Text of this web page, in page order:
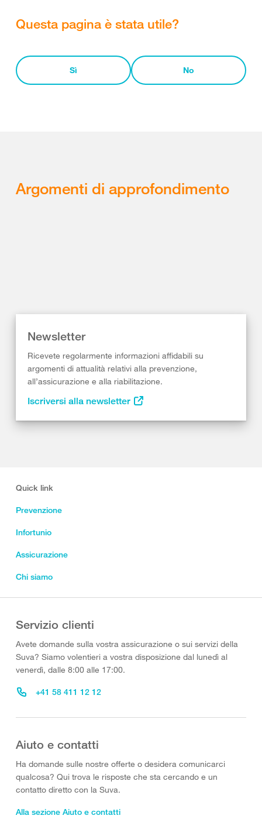
Questa pagina è stata utile?
Sì No
Argomenti di approfondimento
Newsletter
Ricevete regolarmente informazioni affidabili su
argomenti di attualità relativi alla prevenzione,
all’assicurazione e alla riabilitazione.
Iscriversi alla newsletter
Quick link
Prevenzione
Infortunio
Assicurazione
Chi siamo
Servizio clienti
Avete domande sulla vostra assicurazione o sui servizi della
Suva? Siamo volentieri a vostra disposizione dal lunedì al
venerdì, dalle 8:00 alle 17:00.
+41 58 411 12 12
Aiuto e contatti
Ha domande sulle nostre offerte o desidera comunicarci
qualcosa? Qui trova le risposte che sta cercando e un
contatto diretto con la Suva.
Alla sezione Aiuto e contatti